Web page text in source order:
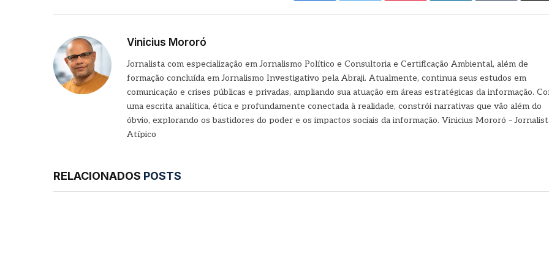
Vinicius Mororó
Jornalista com especialização em Jornalismo Político e Consultoria e Certificação Ambiental, além de
formação concluída em Jornalismo Investigativo pela Abraji. Atualmente, continua seus estudos em
comunicação e crises públicas e privadas, ampliando sua atuação em áreas estratégicas da informação.
uma escrita analítica, ética e profundamente conectada à realidade, constrói narrativas que vão além do
óbvio, explorando os bastidores do poder e os impactos sociais da informação. Vinicius Mororó –
Atípico
RELACIONADOS POSTS